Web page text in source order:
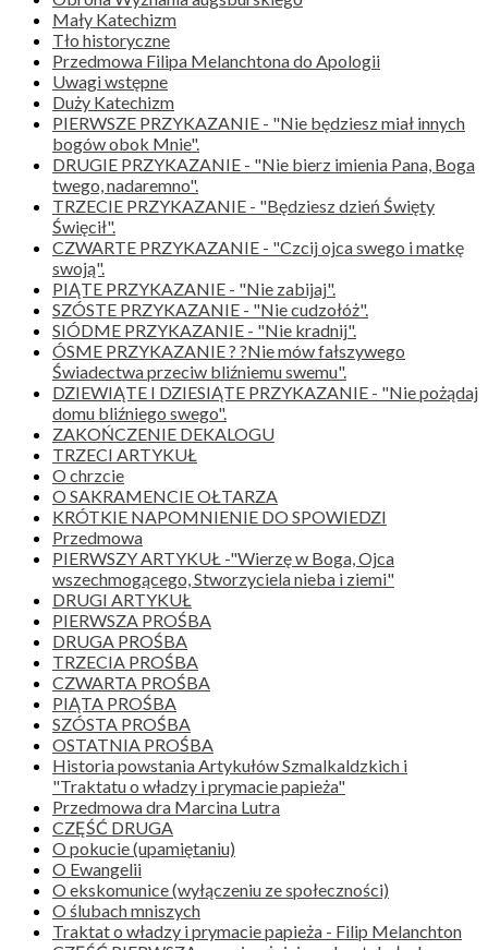
Mały Katechizm
Tło historyczne
Przedmowa Filipa Melanchtona do Apologii
Uwagi wstępne
Duży Katechizm
PIERWSZE PRZYKAZANIE - "Nie będziesz miał innych
bogów obok Mnie".
DRUGIE PRZYKAZANIE - "Nie bierz imienia Pana, Boga
twego, nadaremno".
TRZECIE PRZYKAZANIE - "Będziesz dzień Święty
Święcił".
CZWARTE PRZYKAZANIE - "Czcij ojca swego i matkę
swoją".
PIĄTE PRZYKAZANIE - "Nie zabijaj".
SZÓSTE PRZYKAZANIE - "Nie cudzołóż".
SIÓDME PRZYKAZANIE - "Nie kradnij".
ÓSME PRZYKAZANIE ? ?Nie mów fałszywego
Świadectwa przeciw bliźniemu swemu".
DZIEWIĄTE I DZIESIĄTE PRZYKAZANIE - "Nie pożądaj
domu bliźniego swego".
ZAKOŃCZENIE DEKALOGU
TRZECI ARTYKUŁ
O chrzcie
O SAKRAMENCIE OŁTARZA
KRÓTKIE NAPOMNIENIE DO SPOWIEDZI
Przedmowa
PIERWSZY ARTYKUŁ -"Wierzę w Boga, Ojca
wszechmogącego, Stworzyciela nieba i ziemi"
DRUGI ARTYKUŁ
PIERWSZA PROŚBA
DRUGA PROŚBA
TRZECIA PROŚBA
CZWARTA PROŚBA
PIĄTA PROŚBA
SZÓSTA PROŚBA
OSTATNIA PROŚBA
Historia powstania Artykułów Szmalkaldzkich i
"Traktatu o władzy i prymacie papieża"
Przedmowa dra Marcina Lutra
CZĘŚĆ DRUGA
O pokucie (upamiętaniu)
O Ewangelii
O ekskomunice (wyłączeniu ze społeczności)
O ślubach mniszych
Traktat o władzy i prymacie papieża - Filip Melanchton